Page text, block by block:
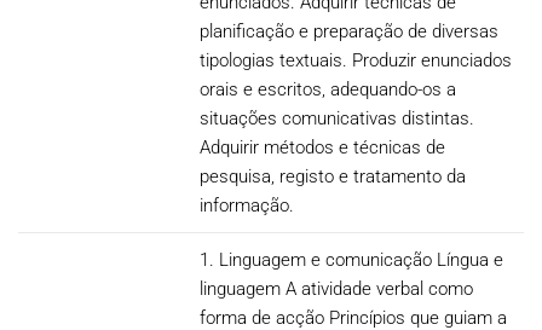
planificação e preparação de diversas
tipologias textuais. Produzir enunciados
orais e escritos, adequando-os a
situações comunicativas distintas.
Adquirir métodos e técnicas de
pesquisa, registo e tratamento da
informação.
1. Linguagem e comunicação Língua e
linguagem A atividade verbal como
forma de acção Princípios que guiam a